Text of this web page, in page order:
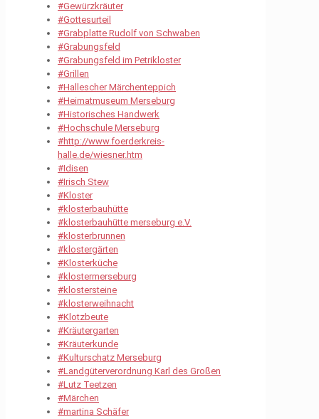
#Gewürzkräuter
#Gottesurteil
#Grabplatte Rudolf von Schwaben
#Grabungsfeld
#Grabungsfeld im Petrikloster
#Grillen
#Hallescher Märchenteppich
#Heimatmuseum Merseburg
#Historisches Handwerk
#Hochschule Merseburg
#http://www.foerderkreis-
halle.de/wiesner.htm
#Idisen
#Irisch Stew
#Kloster
#klosterbauhütte
#klosterbauhütte merseburg e.V.
#klosterbrunnen
#klostergärten
#Klosterküche
#klostermerseburg
#klostersteine
#klosterweihnacht
#Klotzbeute
#Kräutergarten
#Kräuterkunde
#Kulturschatz Merseburg
#Landgüterverordnung Karl des Großen
#Lutz Teetzen
#Märchen
#martina Schäfer